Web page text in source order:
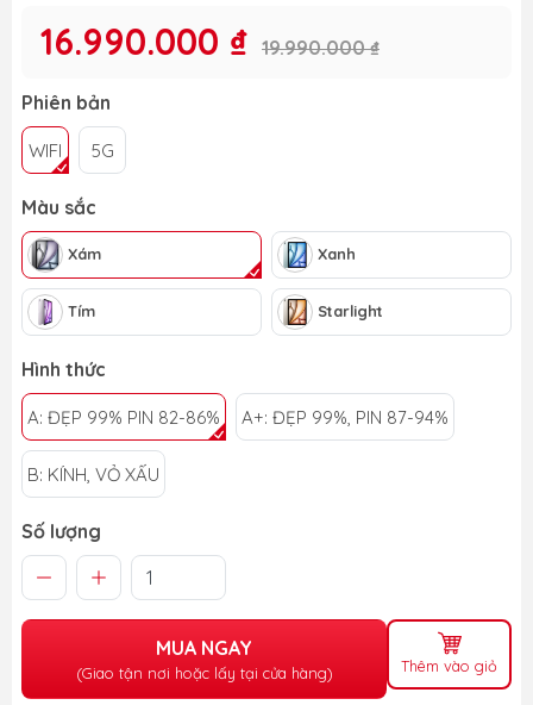
16.990.000 ₫ 19.990.000 ₫
Phiên bản
WIFI 5G
Màu sắc
Xám Xanh
Tím Starlight
Hình thức
A: ĐẸP 99% PIN 82-86% A+: ĐẸP 99%, PIN 87-94%
B: KÍNH, VỎ XẤU
Số lượng
MUA NGAY
(Giao tận nơi hoặc lấy tại cửa hàng) Thêm vào giỏ